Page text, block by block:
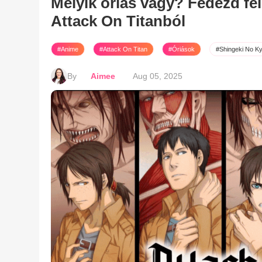
Attack On Titanból
#Anime #Attack On Titan #Óriások #Shingeki No
By Aimee Aug 05, 2025